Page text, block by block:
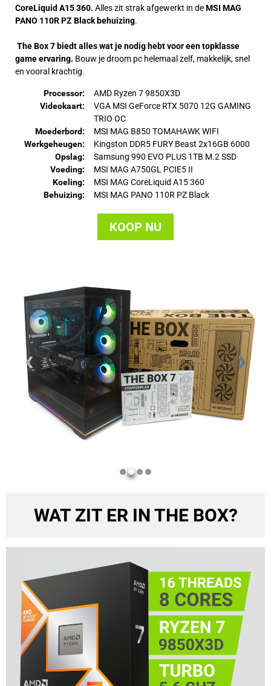
CoreLiquid A15 360. Alles zit strak afgewerkt in de MSI MAG
PANO 110R PZ Black behuizing.
The Box 7 biedt alles wat je nodig hebt voor een topklasse
game ervaring. Bouw je droom pc helemaal zelf, makkelijk, snel
en vooral krachtig.
Processor:
AMD Ryzen 7 9850X3D
Videokaart:
VGA MSI GeForce RTX 5070 12G GAMING
TRIO OC
Moederbord:
MSI MAG B850 TOMAHAWK WIFI
Werkgeheugen:
Kingston DDR5 FURY Beast 2x16GB 6000
Opslag:
Samsung 990 EVO PLUS 1TB M.2 SSD
Voeding:
MSI MAG A750GL PCIE5 II
Koeling:
MSI MAG CoreLiquid A15 360
Behuizing:
MSI MAG PANO 110R PZ Black
KOOP NU
❮ ❯
WAT ZIT ER IN THE BOX?